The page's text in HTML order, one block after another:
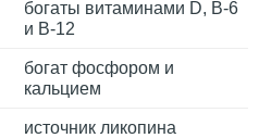
богаты витаминами D, B-6
и B-12
богат фосфором и
кальцием
источник ликопина